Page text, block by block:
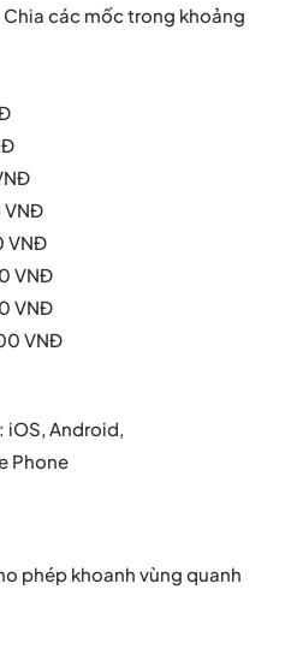
các mốc trong khoảng
VNĐ
VNĐ
VNĐ
VNĐ
iOS, Android,
Phone
phép khoanh vùng quanh